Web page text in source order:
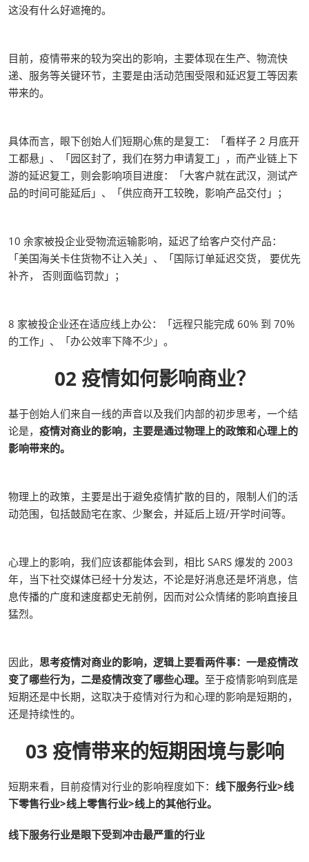
这没有什么好遮掩的。
目前，疫情带来的较为突出的影响，主要体现在生产、物流快
递、服务等关键环节，主要是由活动范围受限和延迟复工等因素
带来的。
具体而言，眼下创始人们短期心焦的是复工：「看样子 2 月底开
工都悬」、「园区封了，我们在努力申请复工」，而产业链上下
游的延迟复工，则会影响项目进度：「大客户就在武汉，测试产
品的时间可能延后」、「供应商开工较晚，影响产品交付」；
10 余家被投企业受物流运输影响，延迟了给客户交付产品：
「美国海关卡住货物不让入关」、「国际订单延迟交货， 要优先
补齐， 否则面临罚款」；
8 家被投企业还在适应线上办公：「远程只能完成 60% 到 70%
的工作」、「办公效率下降不少」。
02 疫情如何影响商业？
基于创始人们来自一线的声音以及我们内部的初步思考，一个结
论是， 疫情对商业的影响，主要是通过物理上的政策和心理上的
影响带来的。
物理上的政策，主要是出于避免疫情扩散的目的，限制人们的活
动范围，包括鼓励宅在家、少聚会，并延后上班/开学时间等。
心理上的影响，我们应该都能体会到，相比 SARS 爆发的 2003
年，当下社交媒体已经十分发达，不论是好消息还是坏消息，信
息传播的广度和速度都史无前例，因而对公众情绪的影响直接且
猛烈。
因此， 思考疫情对商业的影响，逻辑上要看两件事：一是疫情改
变了哪些行为，二是疫情改变了哪些心理。 至于疫情影响到底是
短期还是中长期，这取决于疫情对行为和心理的影响是短期的，
还是持续性的。
03 疫情带来的短期困境与影响
短期来看，目前疫情对行业的影响程度如下： 线下服务行业>线
下零售行业>线上零售行业>线上的其他行业。
线下服务行业是眼下受到冲击最严重的行业